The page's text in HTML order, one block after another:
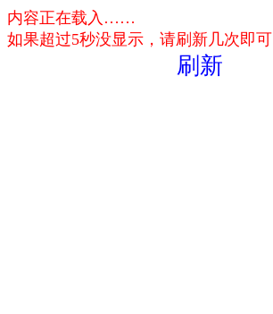
内容正在载入……
如果超过5秒没显示，请刷新几次即可
刷新